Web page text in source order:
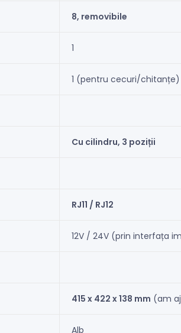
8, removibile
1
1 (pentru cecuri/chitanțe)
Cu cilindru, 3 poziții
RJ11 / RJ12
12V / 24V (prin interfața
415 x 422 x 138 mm (am
Alb